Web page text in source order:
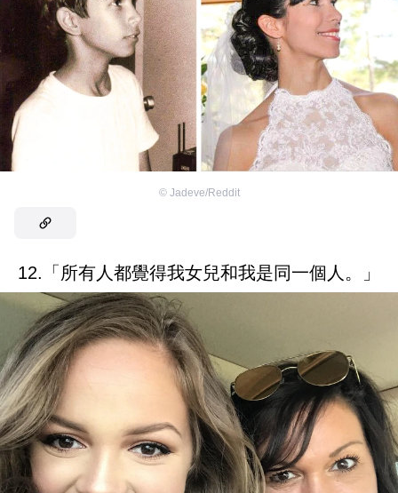
© Jadeve/Reddit
12.「所有人都覺得我女兒和我是同一個人。」